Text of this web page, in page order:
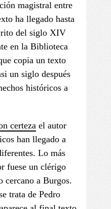
magistral entre
ha llegado hasta
del siglo XIV
en la Biblioteca
copia un texto
un siglo después
históricos a
certeza el autor
han llegado a
Lo más
fuese un clérigo
cercano a Burgos.
trata de Pedro